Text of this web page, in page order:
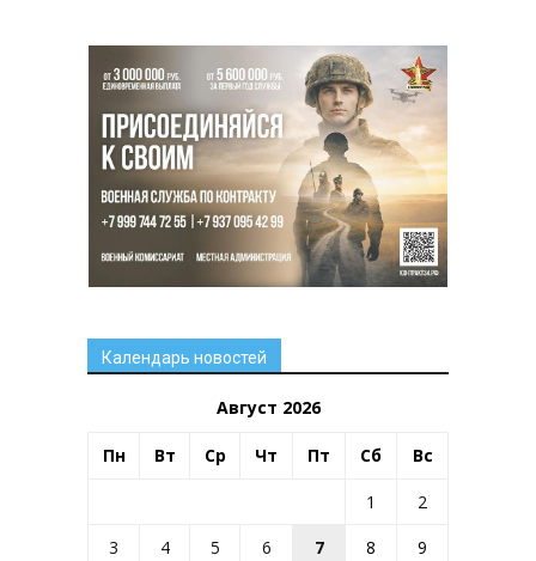
Календарь новостей
Август 2026
Пн Вт Ср Чт Пт Сб Вс
1
2
3
4 5 6 7 8
9